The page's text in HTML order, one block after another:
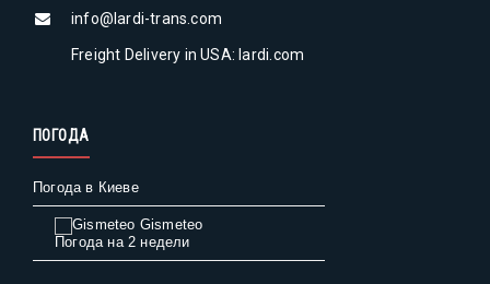
info@lardi-trans.com
Freight Delivery in USA: lardi.com
ПОГОДА
Погода в Киеве
Gismeteo
Погода на 2 недели